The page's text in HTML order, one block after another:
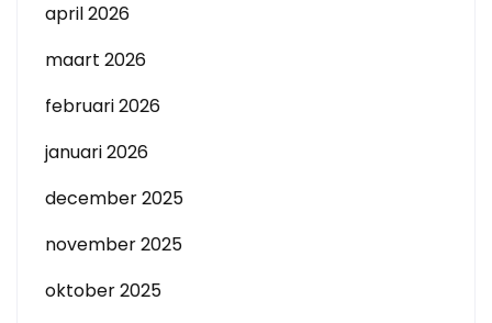
april 2026
maart 2026
februari 2026
januari 2026
december 2025
november 2025
oktober 2025